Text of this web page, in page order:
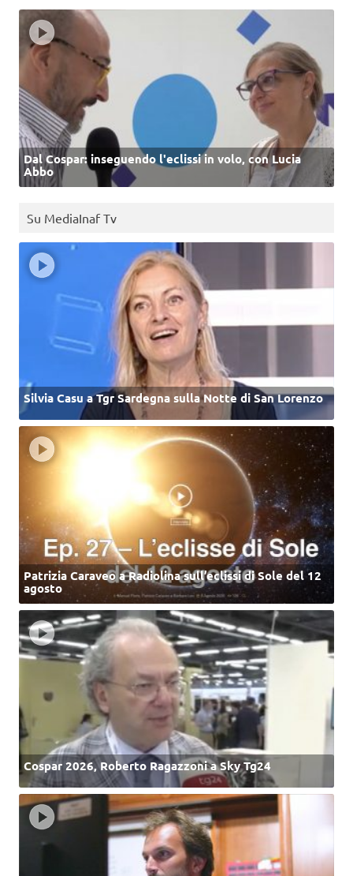
Dal Cospar: inseguendo l'eclissi in volo, con Lucia
Abbo
Su MediaInaf Tv
Silvia Casu a Tgr Sardegna sulla Notte di San Lorenzo
Patrizia Caraveo a Radiolina sull’eclissi di Sole del 12
agosto
Cospar 2026, Roberto Ragazzoni a Sky Tg24